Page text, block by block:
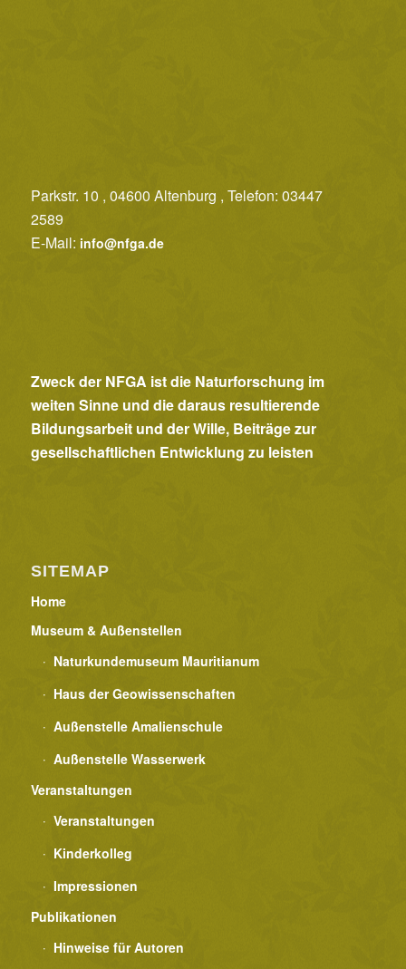
e
g
a
t
Parkstr. 10 , 04600 Altenburg , Telefon: 03447
2589
E-Mail: info@nfga.de
Zweck der NFGA ist die Naturforschung im
weiten Sinne und die daraus resultierende
Bildungsarbeit und der Wille, Beiträge zur
gesellschaftlichen Entwicklung zu leisten
SITEMAP
Home
Museum & Außenstellen
Naturkundemuseum Mauritianum
Haus der Geowissenschaften
Außenstelle Amalienschule
Außenstelle Wasserwerk
Veranstaltungen
Veranstaltungen
Kinderkolleg
Impressionen
Publikationen
Hinweise für Autoren